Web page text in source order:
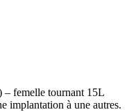
femelle tournant 15L
implantation à une autres.